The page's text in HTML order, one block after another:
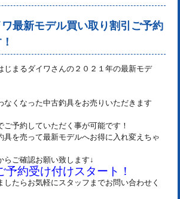
最新モデル買い取り割引ご予約
じまるダイワさんの２０２１年の最新モデ
なくなった中古釣具をお売りいただきます
ご予約していただく事が可能です！
具を売って最新モデルへお得に入れ変えちゃ
らご確認お願い致します↓
予約受け付けスタート！
したらお気軽にスタッフまでお問い合わせく